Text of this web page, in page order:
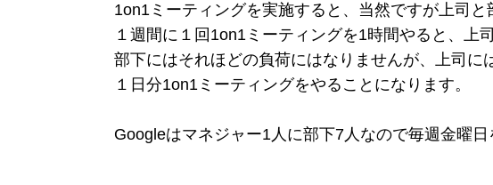
1on1ミーティングを実施すると、当然ですが上司と
１週間に１回1on1ミーティングを1時間やると、上
部下にはそれほどの負荷にはなりませんが、上司
１日分1on1ミーティングをやることになります。
Googleはマネジャー1人に部下7人なので毎週金曜